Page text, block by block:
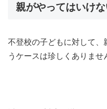
親がやってはいけ
不登校の子どもに対して、
うケースは珍しくありませ